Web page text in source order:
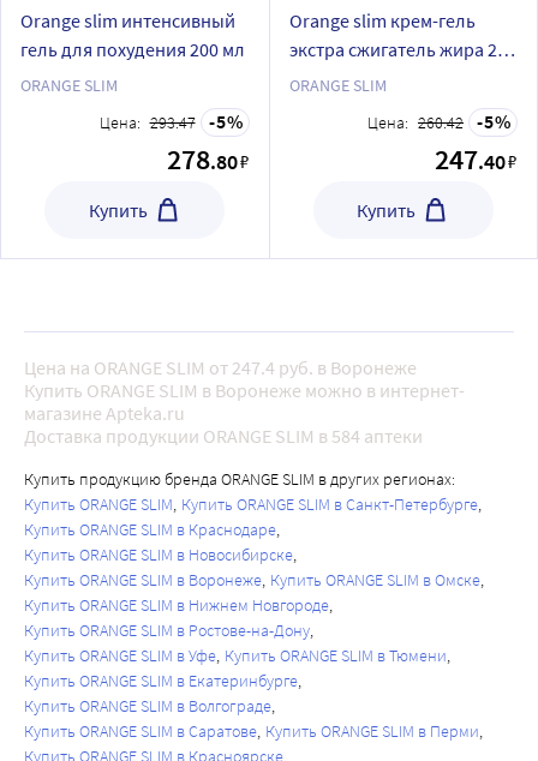
Orange slim интенсивный
гель для похудения 200 мл
ORANGE SLIM
Цена: 293.47 5
278.80₽
Купить
Orange slim крем-гель
экстра сжигатель жира 200
мл
ORANGE SLIM
Цена: 260.42 5
247.40₽
Купить
Цена на ORANGE SLIM от 247.4 руб. в Воронеже
Купить ORANGE SLIM в Воронеже можно в интернет-
магазине Apteka.ru
Доставка продукции ORANGE SLIM в 584 аптеки
Купить продукцию бренда ORANGE SLIM в других регионах:
Купить ORANGE SLIM Купить ORANGE SLIM в Санкт-Петербурге
Купить ORANGE SLIM в Краснодаре
Купить ORANGE SLIM в Новосибирске
Купить ORANGE SLIM в Воронеже Купить ORANGE SLIM в Омске
Купить ORANGE SLIM в Нижнем Новгороде
Купить ORANGE SLIM в Ростове-на-Дону
Купить ORANGE SLIM в Уфе Купить ORANGE SLIM в Тюмени
Купить ORANGE SLIM в Екатеринбурге
Купить ORANGE SLIM в Волгограде
Купить ORANGE SLIM в Саратове Купить ORANGE SLIM в Перми
Купить ORANGE SLIM в Красноярске